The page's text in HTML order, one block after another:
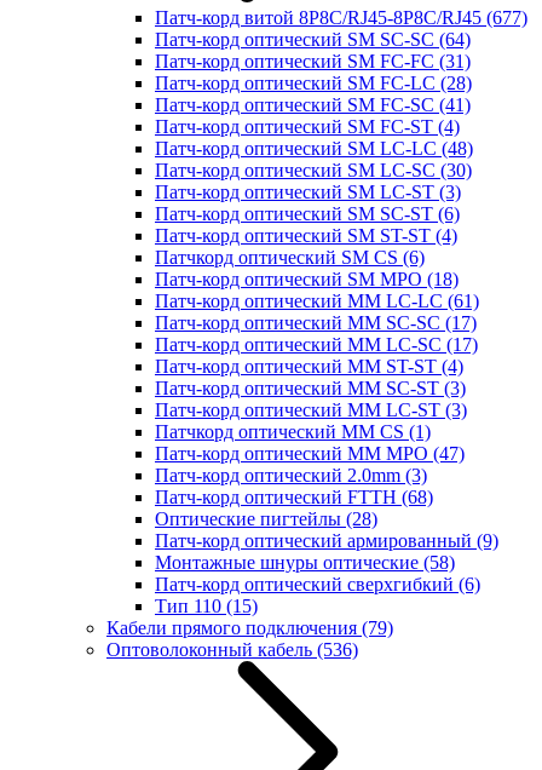
Патч-корд витой 8P8C/RJ45-8P8C/RJ45 (677)
Патч-корд оптический SM SC-SC (64)
Патч-корд оптический SM FC-FC (31)
Патч-корд оптический SM FC-LC (28)
Патч-корд оптический SM FC-SC (41)
Патч-корд оптический SM FC-ST (4)
Патч-корд оптический SM LC-LC (48)
Патч-корд оптический SM LC-SC (30)
Патч-корд оптический SM LC-ST (3)
Патч-корд оптический SM SC-ST (6)
Патч-корд оптический SM ST-ST (4)
Патчкорд оптический SM CS (6)
Патч-корд оптический SM MPO (18)
Патч-корд оптический MM LC-LC (61)
Патч-корд оптический MM SC-SC (17)
Патч-корд оптический MM LC-SC (17)
Патч-корд оптический MM ST-ST (4)
Патч-корд оптический MM SC-ST (3)
Патч-корд оптический MM LC-ST (3)
Патчкорд оптический MM CS (1)
Патч-корд оптический MM MPO (47)
Патч-корд оптический 2.0mm (3)
Патч-корд оптический FTTH (68)
Оптические пигтейлы (28)
Патч-корд оптический армированный (9)
Монтажные шнуры оптические (58)
Патч-корд оптический сверхгибкий (6)
Тип 110 (15)
Кабели прямого подключения (79)
Оптоволоконный кабель (536)